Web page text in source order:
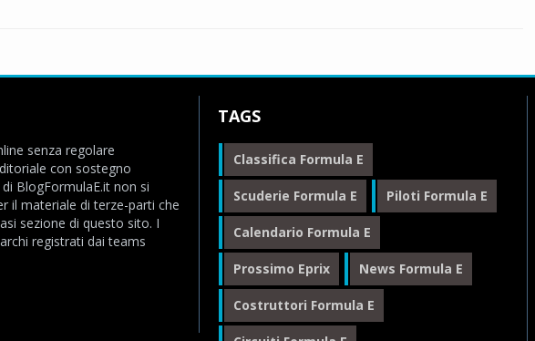
senza regolare
con sostegno
BlogFormulaE.it non si
il materiale di terze-parti che
sezione di questo sito. I
registrati dai teams
TAGS
Classifica Formula E
Scuderie Formula E Piloti Formula E
Calendario Formula E
Prossimo Eprix News Formula E
Costruttori Formula E